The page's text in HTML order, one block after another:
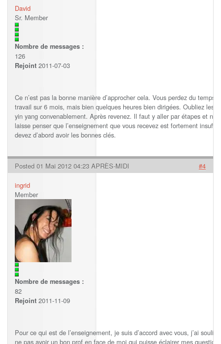
David
Sr. Member
Nombre de messages :
126
Rejoint 2011-07-03
Ce n’est pas la bonne manière d’approcher cela. Vous perdez du
travail sur 6 mois, mais bien quelques heures bien dirigées. Oubliez les
yin yang convenablement. Après revenez. Il faut y aller par étapes et
laisse penser que l’enseignement que vous recevez est fortement
devez d’abord avoir les bonnes clés.
Posted 01 Mai 2012 04:23 APRÈS-MIDI #4
ingrid
Member
Nombre de messages :
82
Rejoint 2011-11-09
Pour ce qui est de l’enseignement, je suis d’accord avec vous, j’ai
ne pas avoir un bon prof en face de moi qui puisse éclairer mes